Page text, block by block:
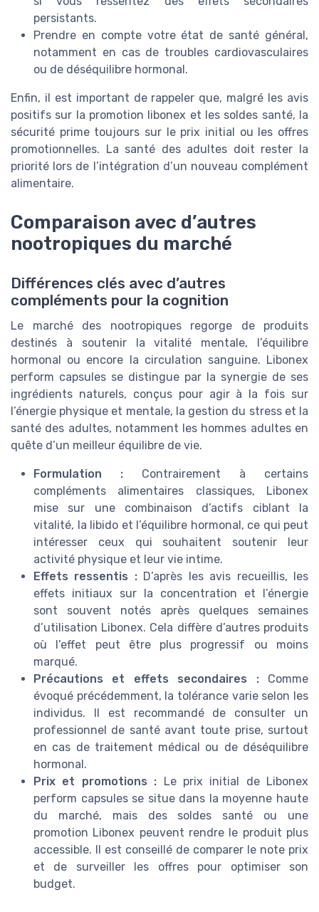
persistants.
Prendre en compte votre état de santé général,
notamment en cas de troubles cardiovasculaires
ou de déséquilibre hormonal.
Enfin, il est important de rappeler que, malgré les avis
positifs sur la promotion libonex et les soldes santé, la
sécurité prime toujours sur le prix initial ou les offres
promotionnelles. La santé des adultes doit rester la
priorité lors de l’intégration d’un nouveau complément
alimentaire.
Comparaison avec d’autres
nootropiques du marché
Différences clés avec d’autres
compléments pour la cognition
Le marché des nootropiques regorge de produits
destinés à soutenir la vitalité mentale, l’équilibre
hormonal ou encore la circulation sanguine. Libonex
perform capsules se distingue par la synergie de ses
ingrédients naturels, conçus pour agir à la fois sur
l’énergie physique et mentale, la gestion du stress et la
santé des adultes, notamment les hommes adultes en
quête d’un meilleur équilibre de vie.
Formulation : Contrairement à certains
compléments alimentaires classiques, Libonex
mise sur une combinaison d’actifs ciblant la
vitalité, la libido et l’équilibre hormonal, ce qui peut
intéresser ceux qui souhaitent soutenir leur
activité physique et leur vie intime.
Effets ressentis :D’après les avis recueillis, les
effets initiaux sur la concentration et l’énergie
sont souvent notés après quelques semaines
d’utilisation Libonex. Cela diffère d’autres produits
où l’effet peut être plus progressif ou moins
marqué.
Précautions et effets secondaires :Comme
évoqué précédemment, la tolérance varie selon les
individus. Il est recommandé de consulter un
professionnel de santé avant toute prise, surtout
en cas de traitement médical ou de déséquilibre
hormonal.
Prix et promotions : Le prix initial de Libonex
perform capsules se situe dans la moyenne haute
du marché, mais des soldes santé ou une
promotion Libonex peuvent rendre le produit plus
accessible. Il est conseillé de comparer le note prix
et de surveiller les offres pour optimiser son
budget.